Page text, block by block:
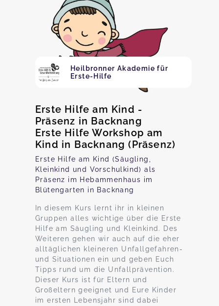
Heilbronner Akademie für
Erste-Hilfe
Erste Hilfe am Kind -
Präsenz in Backnang
Erste Hilfe Workshop am
Kind in Backnang (Präsenz)
Erste Hilfe am Kind (Säugling,
Kleinkind und Vorschulkind) als
Präsenz im Hebammenhaus im
Blütengarten in Backnang
In diesem Kurs lernt ihr in kleinen
Gruppen alles wichtige über die Erste
Hilfe am Säugling und Kleinkind. Des
Weiteren gehen wir auch auf die eher
alltäglichen kleineren Unfallgefahren-
und Situationen ein und geben Euch
Tipps rund um die Unfallprävention.
Dieser Kurs ist für Eltern und
Großeltern geeignet und Eure Kinder
im ersten Lebensjahr sind dabei